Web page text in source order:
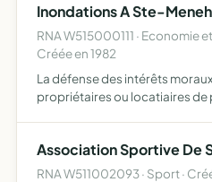
Inondations A Ste-
RNA W515000111 · Economie
Créée en 1982
La défense des intérêts
propriétaires ou locatiaires de
Association Sportive De
RNA W511002093 · Sport ·